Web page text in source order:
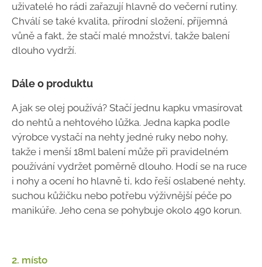
uživatelé ho rádi zařazují hlavně do večerní rutiny.
Chválí se také kvalita, přírodní složení, příjemná
vůně a fakt, že stačí malé množství, takže balení
dlouho vydrží.
Dále o produktu
A jak se olej používá? Stačí jednu kapku vmasírovat
do nehtů a nehtového lůžka. Jedna kapka podle
výrobce vystačí na nehty jedné ruky nebo nohy,
takže i menší 18ml balení může při pravidelném
používání vydržet poměrně dlouho. Hodí se na ruce
i nohy a ocení ho hlavně ti, kdo řeší oslabené nehty,
suchou kůžičku nebo potřebu výživnější péče po
manikúře. Jeho cena se pohybuje okolo 490 korun.
2. místo